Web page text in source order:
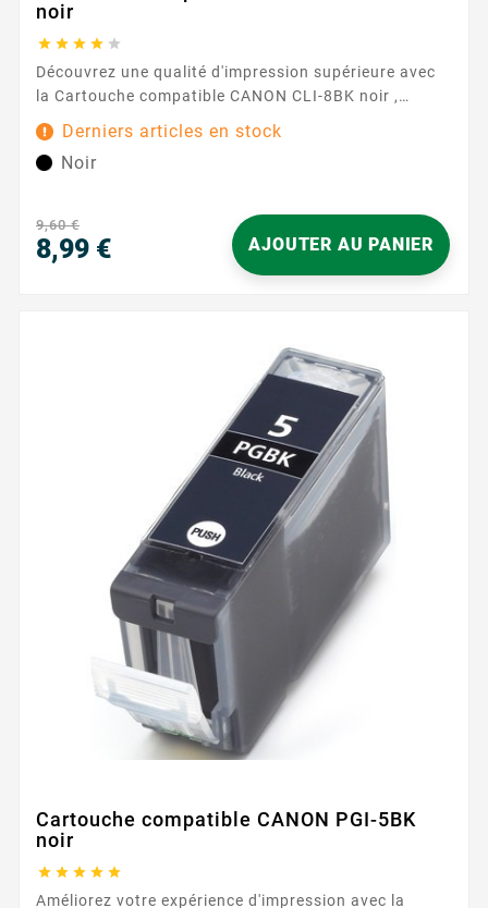
noir
    
Découvrez une qualité d'impression supérieure avec
la Cartouche compatible CANON CLI-8BK noir ,
conçue pour répondre à tous vos besoins
d'impression avec précision et efficacité. Cette
cartouche d'encre haute performance est parfaite
impression, que ce soit à la maison ou dans un cadre
professionnel. Notre Cartouche...
Derniers articles en stock
Noir
9,60 €
8,99 € AJOUTER AU PANIER
Cartouche compatible CANON PGI-5BK
noir
    
Améliorez votre expérience d'impression avec la